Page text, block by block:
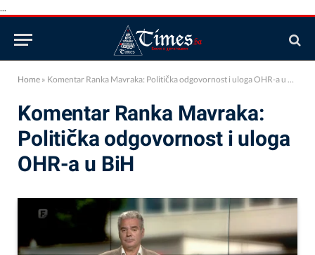
...
Home » Komentar Ranka Mavraka: Politička odgovornost i uloga OHR-a u BiH
Komentar Ranka Mavraka:
Politička odgovornost i uloga
OHR-a u BiH